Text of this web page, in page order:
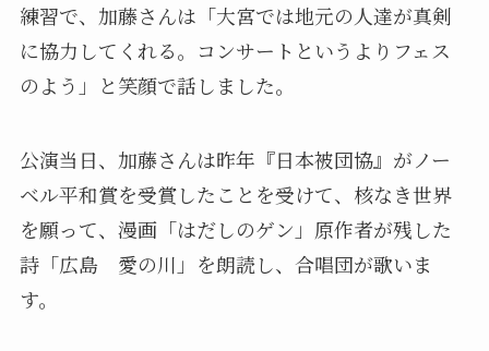
練習で、加藤さんは「大宮では地元の人達が真剣
に協力してくれる。コンサートというよりフェス
のよう」と笑顔で話しました。
公演当日、加藤さんは昨年『日本被団協』がノー
ベル平和賞を受賞したことを受けて、核なき世界
を願って、漫画「はだしのゲン」原作者が残した
詩「広島 愛の川」を朗読し、合唱団が歌いま
す。